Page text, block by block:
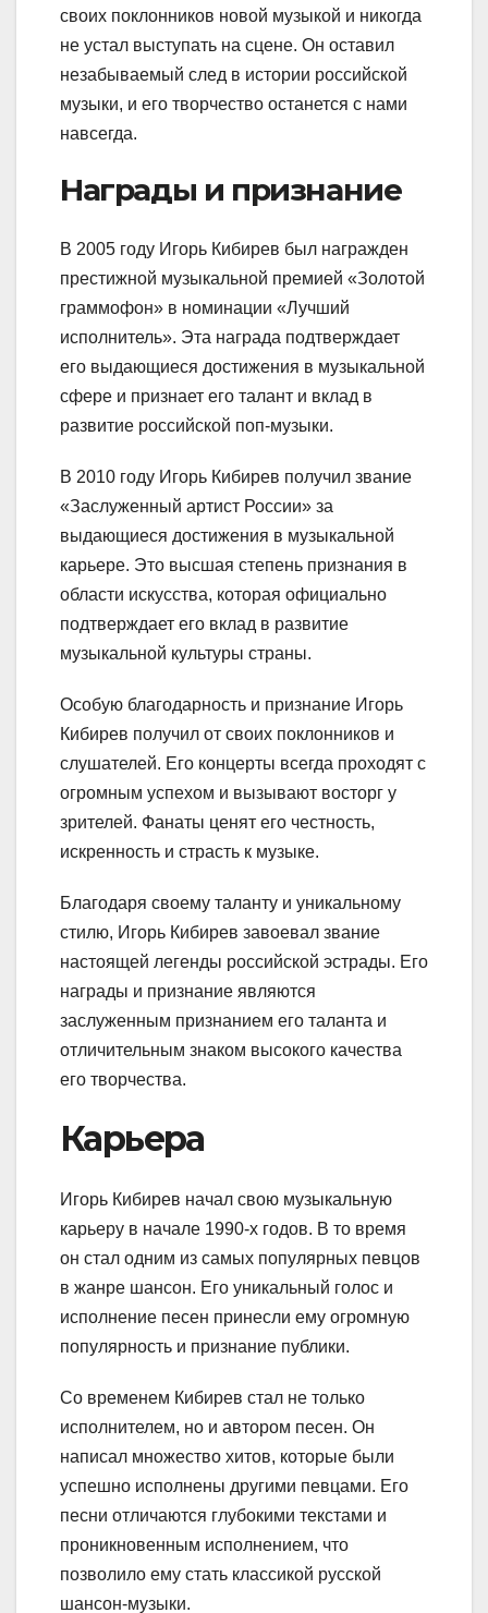
своих поклонников новой музыкой и никогда
не устал выступать на сцене. Он оставил
незабываемый след в истории российской
музыки, и его творчество останется с нами
навсегда.
Награды и признание
В 2005 году Игорь Кибирев был награжден
престижной музыкальной премией «Золотой
граммофон» в номинации «Лучший
исполнитель». Эта награда подтверждает
его выдающиеся достижения в музыкальной
сфере и признает его талант и вклад в
развитие российской поп-музыки.
В 2010 году Игорь Кибирев получил звание
«Заслуженный артист России» за
выдающиеся достижения в музыкальной
карьере. Это высшая степень признания в
области искусства, которая официально
подтверждает его вклад в развитие
музыкальной культуры страны.
Особую благодарность и признание Игорь
Кибирев получил от своих поклонников и
слушателей. Его концерты всегда проходят с
огромным успехом и вызывают восторг у
зрителей. Фанаты ценят его честность,
искренность и страсть к музыке.
Благодаря своему таланту и уникальному
стилю, Игорь Кибирев завоевал звание
настоящей легенды российской эстрады. Его
награды и признание являются
заслуженным признанием его таланта и
отличительным знаком высокого качества
его творчества.
Карьера
Игорь Кибирев начал свою музыкальную
карьеру в начале 1990-х годов. В то время
он стал одним из самых популярных певцов
в жанре шансон. Его уникальный голос и
исполнение песен принесли ему огромную
популярность и признание публики.
Со временем Кибирев стал не только
исполнителем, но и автором песен. Он
написал множество хитов, которые были
успешно исполнены другими певцами. Его
песни отличаются глубокими текстами и
проникновенным исполнением, что
позволило ему стать классикой русской
шансон-музыки.